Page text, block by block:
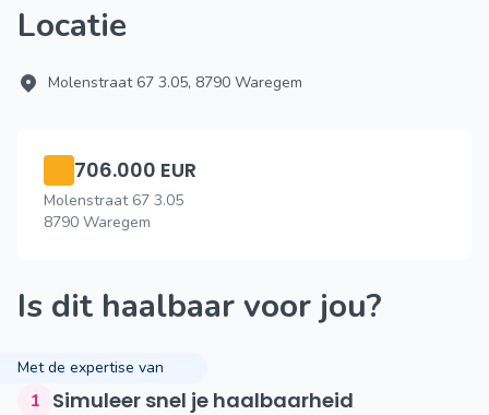
Locatie
Molenstraat 67 3.05, 8790 Waregem
706.000 EUR
Molenstraat 67 3.05
8790 Waregem
Is dit haalbaar voor jou?
Met de expertise van
1 Simuleer snel je haalbaarheid